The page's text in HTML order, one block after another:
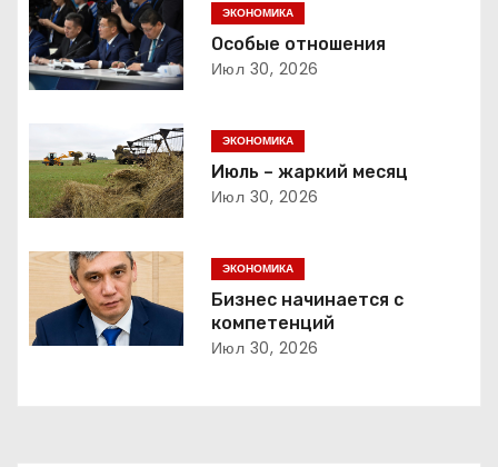
г
а
и
я
п
о
з
ЭКОНОМИКА
Особые отношения
Июл 30, 2026
ЭКОНОМИКА
Июль – жаркий месяц
Июл 30, 2026
ЭКОНОМИКА
Бизнес начинается с
компетенций
Июл 30, 2026